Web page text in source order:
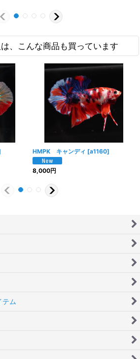
、こんな商品も買っています
HMPK キャンディ [a1160]
8,000円
テム